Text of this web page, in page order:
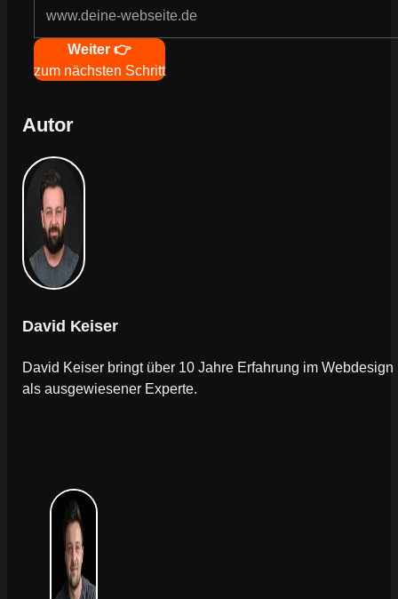
NavigationWeiter 👉
zum nächsten Schritt
Autor
David Keiser
David Keiser bringt über 10 Jahre Erfahrung im
als ausgewiesener Experte.